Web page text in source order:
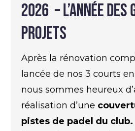
2026 – l’année
projets
Après la rénovation
lancée de nos 3 courts
nous sommes heureux
réalisation d’une
pistes de padel du club.